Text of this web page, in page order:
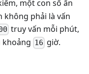
một con số ấn
phải là vấn
truy vấn mỗi phút,
khoảng 16 giờ.